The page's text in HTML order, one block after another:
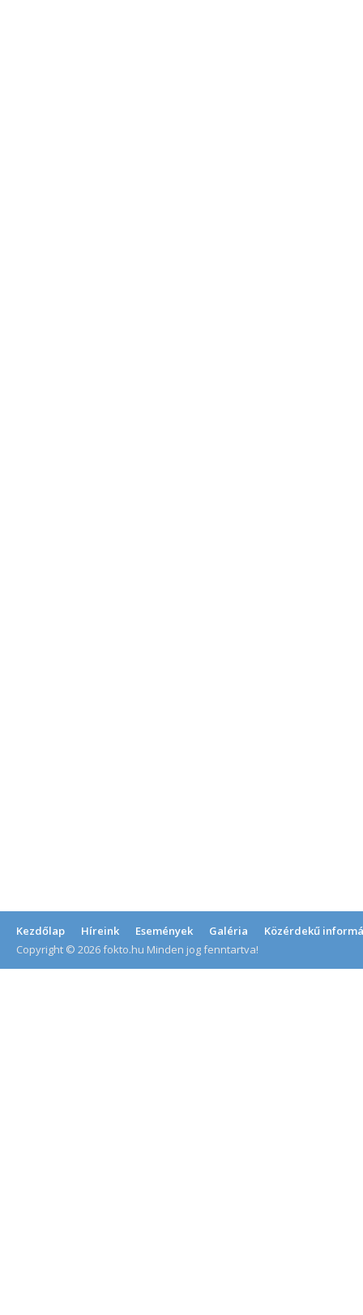
Kezdőlap Híreink Események Galéria
Közérdekű
Copyright © 2026 fokto.hu Minden jog fenntartva!